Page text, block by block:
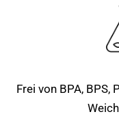
Frei von BPA, BPS,